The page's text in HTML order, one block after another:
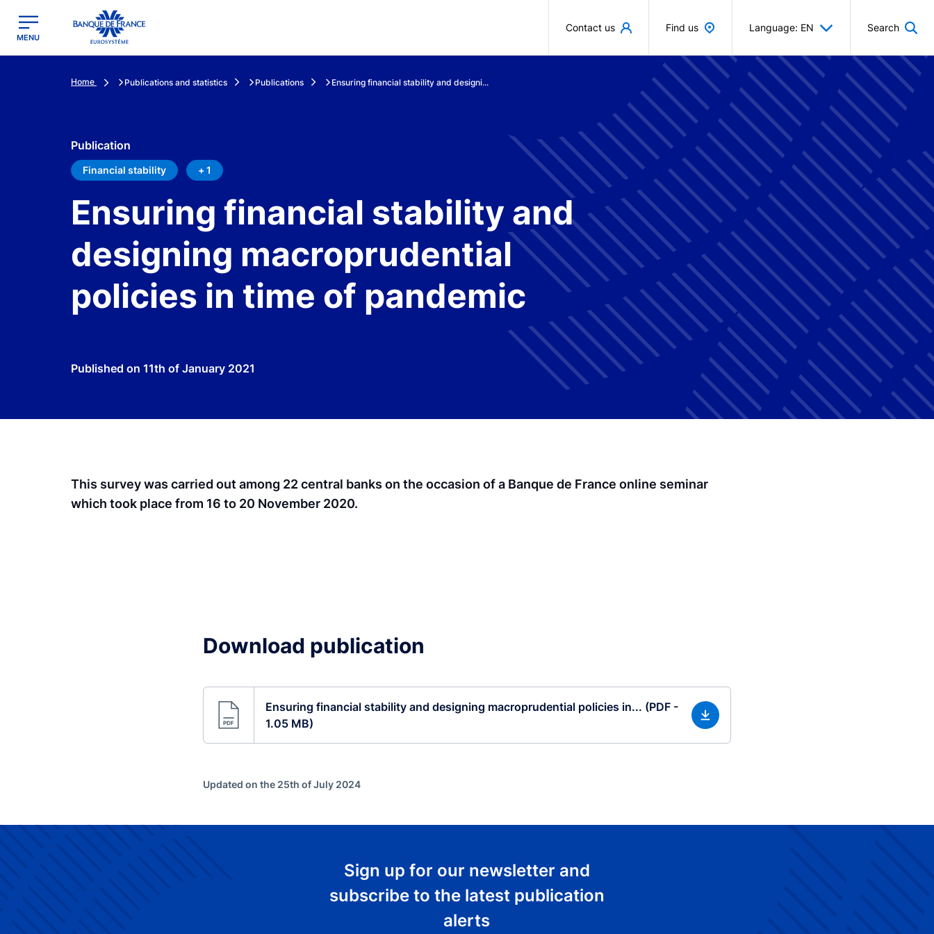
Banque de France - Menu Principal
MENU
Contact us Find us Language: EN Search
Home Publications and statistics Publications Ensuring financial stability and designi...
Publication
Financial stability + 1
Ensuring financial stability and
designing macroprudential
policies in time of pandemic
Published on 11th of January 2021
This survey was carried out among 22 central banks on the occasion of a Banque de France online seminar
which took place from 16 to 20 November 2020.
Download publication
Ensuring financial stability and designing macroprudential policies in... (PDF -
1.05 MB)
Updated on the 25th of July 2024
Sign up for our newsletter and
subscribe to the latest publication
alerts